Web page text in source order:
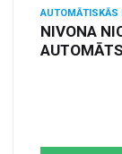
AUTOMĀTISKĀS
NIVONA